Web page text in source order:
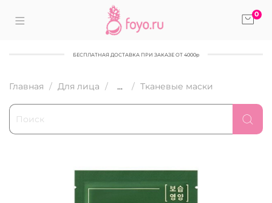
0
БЕСПЛАТНАЯ ДОСТАВКА ПРИ ЗАКАЗЕ ОТ 4000р
Главная Для лица ... Тканевые маски